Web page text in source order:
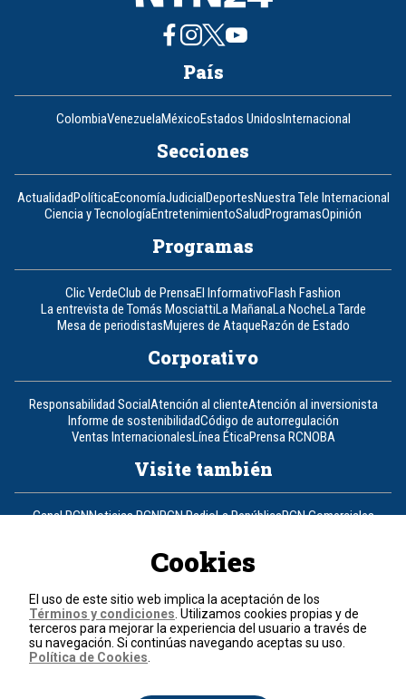
País
ColombiaVenezuelaMéxicoEstados UnidosInternacional
Secciones
ActualidadPolíticaEconomíaJudicialDeportesNuestra Tele Internacional
Ciencia y TecnologíaEntretenimientoSaludProgramasOpinión
Programas
Clic VerdeClub de PrensaEl InformativoFlash Fashion
La entrevista de Tomás MosciattiLa MañanaLa NocheLa Tarde
Mesa de periodistasMujeres de AtaqueRazón de Estado
Corporativo
Responsabilidad SocialAtención al clienteAtención al inversionista
Informe de sostenibilidadCódigo de autorregulación
Ventas InternacionalesLínea ÉticaPrensa RCNOBA
Visite también
Canal RCNNoticias RCNRCN RadioLa RepúblicaRCN Comerciales
Un producto de RCN Televisión
Contáctenos
Teléfono+57 (601) 426 92 92
Cookies
El uso de este sitio web implica la aceptación de los
Términos y condiciones . Utilizamos cookies propias y de
terceros para mejorar la experiencia del usuario a través de
su navegación. Si continúas navegando aceptas su uso.
Política de Cookies